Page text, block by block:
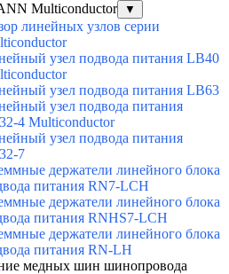
Multiconductor
▼
линейных узлов серии
узел подвода питания LB40
узел подвода питания LB63
узел подвода питания
4 Multiconductor
узел подвода питания
7
держатели линейного блока
питания RN7-LCH
держатели линейного блока
питания RNHS7-LCH
держатели линейного блока
питания RN-LH
медных шин шинопровода